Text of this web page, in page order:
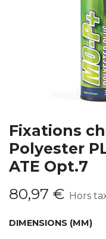
Fixations
Polyester
ATE Opt.7
80,97 € Hors
DIMENSIONS (MM)